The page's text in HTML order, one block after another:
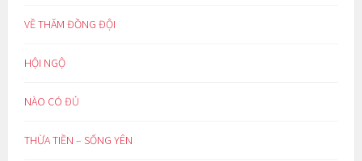
VỀ THĂM ĐỒNG ĐỘI
HỘI NGỘ
NÀO CÓ ĐỦ
THỪA TIỀN – SỐNG YÊN